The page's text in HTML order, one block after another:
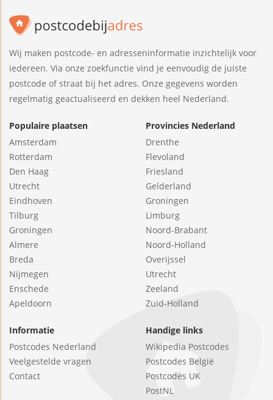
Wij maken postcode- en adresseninformatie inzichtelijk voor
iedereen. Via onze zoekfunctie vind je eenvoudig de juiste
postcode of straat bij het adres. Onze gegevens worden
regelmatig geactualiseerd en dekken heel Nederland.
Populaire plaatsen
Amsterdam
Rotterdam
Den Haag
Utrecht
Eindhoven
Tilburg
Groningen
Almere
Breda
Nijmegen
Enschede
Apeldoorn
Provincies Nederland
Drenthe
Flevoland
Friesland
Gelderland
Groningen
Limburg
Noord-Brabant
Noord-Holland
Overijssel
Utrecht
Zeeland
Zuid-Holland
Informatie
Postcodes Nederland
Veelgestelde vragen
Contact
Handige links
Wikipedia Postcodes
Postcodes België
Postcodes UK
PostNL